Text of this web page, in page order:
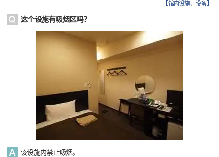
【馆内设施、设备】
这个设施有吸烟区吗？
该设施内禁止吸烟。